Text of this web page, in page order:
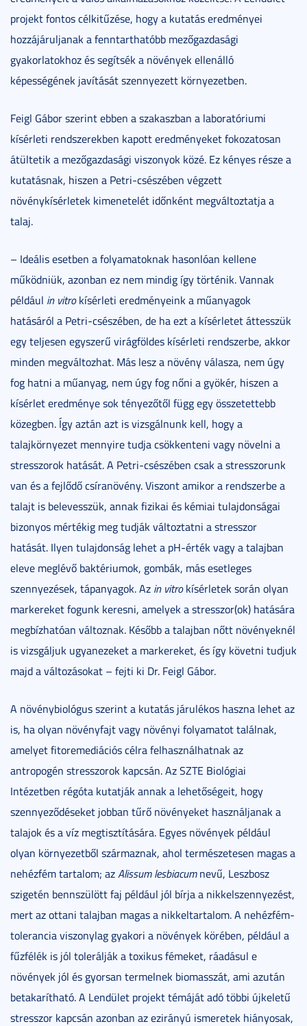
projekt fontos célkitűzése, hogy a kutatás eredményei
hozzájáruljanak a fenntarthatóbb mezőgazdasági
gyakorlatokhoz és segítsék a növények ellenálló
képességének javítását szennyezett környezetben.
Feigl Gábor szerint ebben a szakaszban a laboratóriumi
kísérleti rendszerekben kapott eredményeket fokozatosan
átültetik a mezőgazdasági viszonyok közé. Ez kényes része a
kutatásnak, hiszen a Petri-csészében végzett
növénykísérletek kimenetelét időnként megváltoztatja a
talaj.
– Ideális esetben a folyamatoknak hasonlóan kellene
működniük, azonban ez nem mindig így történik. Vannak
például in vitrokísérleti eredményeink a műanyagok
hatásáról a Petri-csészében, de ha ezt a kísérletet áttesszük
egy teljesen egyszerű virágföldes kísérleti rendszerbe, akkor
minden megváltozhat. Más lesz a növény válasza, nem úgy
fog hatni a műanyag, nem úgy fog nőni a gyökér, hiszen a
kísérlet eredménye sok tényezőtől függ egy összetettebb
közegben. Így aztán azt is vizsgálnunk kell, hogy a
talajkörnyezet mennyire tudja csökkenteni vagy növelni a
stresszorok hatását. A Petri-csészében csak a stresszorunk
van és a fejlődő csíranövény. Viszont amikor a rendszerbe a
talajt is belevesszük, annak fizikai és kémiai tulajdonságai
bizonyos mértékig meg tudják változtatni a stresszor
hatását. Ilyen tulajdonság lehet a pH-érték vagy a talajban
eleve meglévő baktériumok, gombák, más esetleges
szennyezések, tápanyagok. Az in vitrokísérletek során olyan
markereket fogunk keresni, amelyek a stresszor(ok) hatására
megbízhatóan változnak. Később a talajban nőtt növényeknél
is vizsgáljuk ugyanezeket a markereket, és így követni tudjuk
majd a változásokat – fejti ki Dr. Feigl Gábor.
A növénybiológus szerint a kutatás járulékos haszna lehet az
is, ha olyan növényfajt vagy növényi folyamatot találnak,
amelyet fitoremediációs célra felhasználhatnak az
antropogén stresszorok kapcsán. Az SZTE Biológiai
Intézetben régóta kutatják annak a lehetőségeit, hogy
szennyeződéseket jobban tűrő növényeket használjanak a
talajok és a víz megtisztítására. Egyes növények például
olyan környezetből származnak, ahol természetesen magas a
nehézfém tartalom; azAlissum lesbiacumnevű, Leszbosz
szigetén bennszülött faj például jól bírja a nikkelszennyezést,
mert az ottani talajban magas a nikkeltartalom. A nehézfém-
tolerancia viszonylag gyakori a növények körében, például a
fűzfélék is jól tolerálják a toxikus fémeket, ráadásul e
növények jól és gyorsan termelnek biomasszát, ami azután
betakarítható. A Lendület projekt témáját adó többi újkeletű
stresszor kapcsán azonban az ezirányú ismeretek hiányosak,